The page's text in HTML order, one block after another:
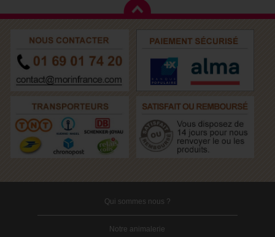
Qui sommes nous ?
Notre animalerie